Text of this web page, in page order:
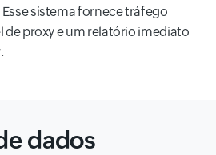
sistema fornece tráfego
de proxy e um relatório imediato
dados